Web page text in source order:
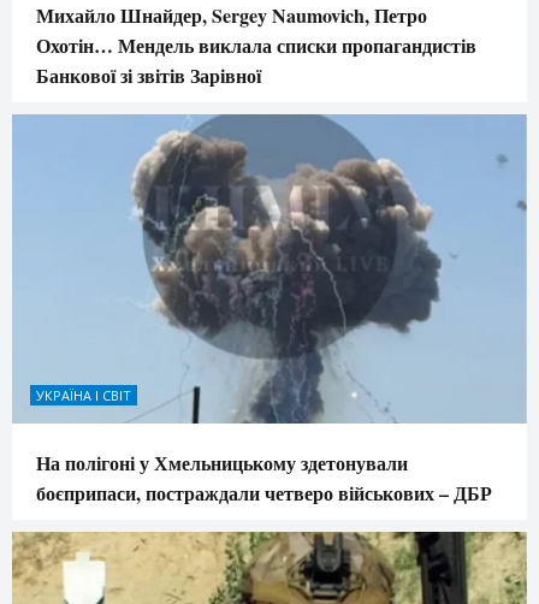
Михайло Шнайдер, Sergey Naumovich, Петро
Охотін… Мендель виклала списки пропагандистів
Банкової зі звітів Зарівної
УКРАЇНА І СВІТ
На полігоні у Хмельницькому здетонували
боєприпаси, постраждали четверо військових – ДБР